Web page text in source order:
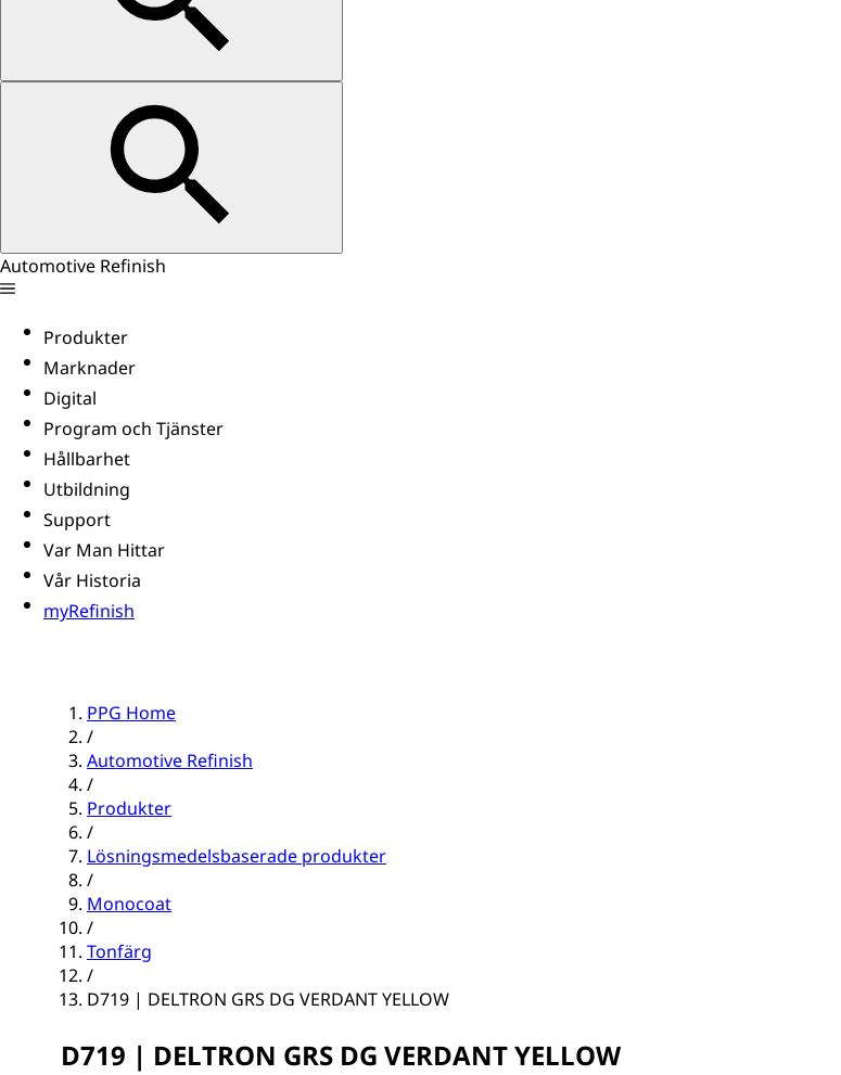
Automotive Refinish
Produkter
Marknader
Digital
Program och Tjänster
Hållbarhet
Utbildning
Support
Var Man Hittar
Vår Historia
myRefinish
PPG Home
/
Automotive Refinish
/
Produkter
/
Lösningsmedelsbaserade produkter
/
Monocoat
/
Tonfärg
/
D719 | DELTRON GRS DG VERDANT YELLOW
D719 | DELTRON GRS DG VERDANT YELLOW